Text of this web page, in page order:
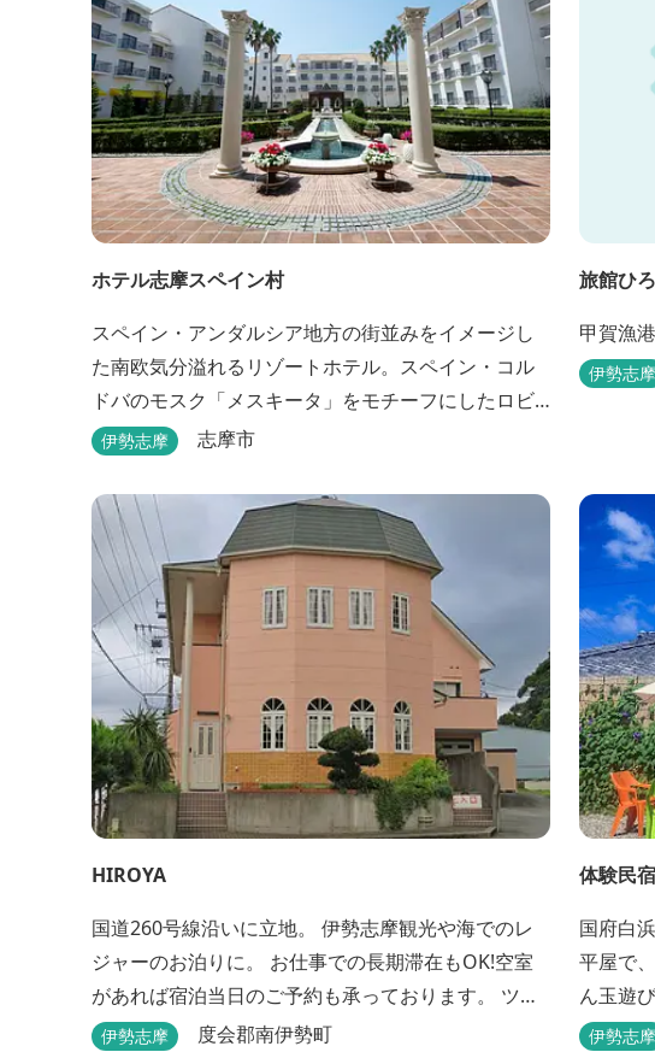
ホテル志摩スペイン村
スペイン・アンダルシア地方の街並みをイメージし
た南欧気分溢れるリゾートホテル。スペイン・コル
ドバのモスク「メスキータ」をモチーフにしたロビ
ーは天井がとても高く、見るものを圧倒します。客
街を再現しており、ホテル内を散策するだけでも異
国感を満喫できます。 スペインの雰囲気が溢れた客
室やパークの夢の続きが見られるキャラクタールー
ム、最大6名様まで...
伊勢志摩 志摩市
旅館ひ
甲賀漁
伊勢志摩
HIROYA
国道260号線沿いに立地。 伊勢志摩観光や海でのレ
ジャーのお泊りに。 お仕事での長期滞在もOK!空室
があれば宿泊当日のご予約も承っております。 ツー
リングのバイカーさんもお気軽にお立ち寄りくださ
伊勢志摩 度会郡南伊勢町
体験民
国府白
平屋で
ん玉遊
す。
伊勢志摩